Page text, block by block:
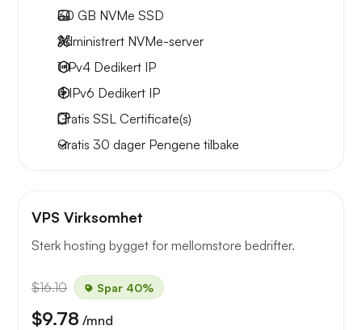
30 GB NVMe SSD
Administrert NVMe-server
1 IPv4 Dedikert IP
4 IPv6 Dedikert IP
Gratis SSL Certificate(s)
Gratis 30 dager Pengene tilbake
VPS Virksomhet
Sterk hosting bygget for mellomstore bedrifter.
$16.10 Spar 40%
$9.78 /mnd